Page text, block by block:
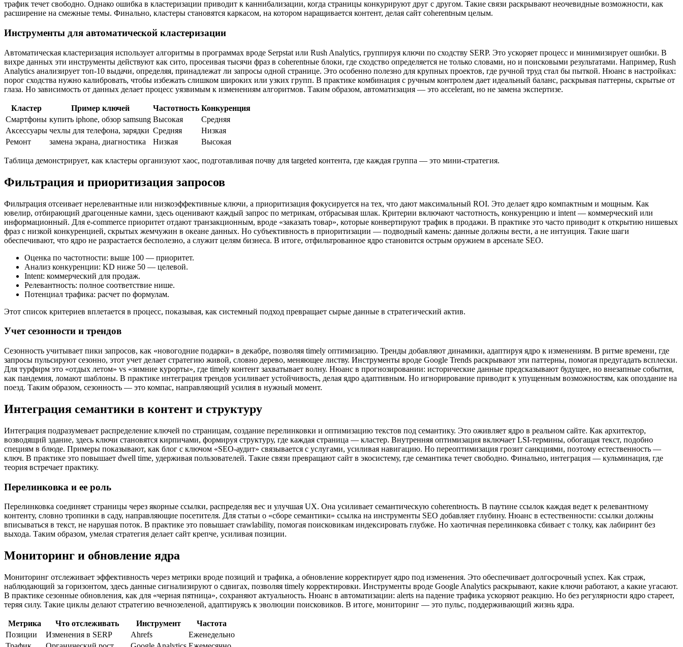
трафик течет свободно. Однако ошибка в кластеризации приводит к каннибализации, когда страницы конкурируют друг с другом. Такие связи раскрывают неочевидные возможности, как
расширение на смежные темы. Финально, кластеры становятся каркасом, на котором наращивается контент, делая сайт coherentным целым.
Инструменты для автоматической кластеризации
Автоматическая кластеризация использует алгоритмы в программах вроде Serpstat или Rush Analytics, группируя ключи по сходству SERP. Это ускоряет процесс и минимизирует ошибки. В
вихре данных эти инструменты действуют как сито, просеивая тысячи фраз в coherentные блоки, где сходство определяется не только словами, но и поисковыми результатами. Например, Rush
Analytics анализирует топ-10 выдачи, определяя, принадлежат ли запросы одной странице. Это особенно полезно для крупных проектов, где ручной труд стал бы пыткой. Нюанс в настройках:
порог сходства нужно калибровать, чтобы избежать слишком широких или узких групп. В практике комбинация с ручным контролем дает идеальный баланс, раскрывая паттерны, скрытые от
глаза. Но зависимость от данных делает процесс уязвимым к изменениям алгоритмов. Таким образом, автоматизация — это accelerant, но не замена экспертизе.
Кластер Пример ключей Частотность Конкуренция
Смартфоны купить iphone, обзор samsung Высокая
Средняя
Аксессуары чехлы для телефона, зарядки Средняя
Низкая
Ремонт
замена экрана, диагностика Низкая Высокая
Таблица демонстрирует, как кластеры организуют хаос, подготавливая почву для targeted контента, где каждая группа — это мини-стратегия.
Фильтрация и приоритизация запросов
Фильтрация отсеивает нерелевантные или низкоэффективные ключи, а приоритизация фокусируется на тех, что дают максимальный ROI. Это делает ядро компактным и мощным. Как
ювелир, отбирающий драгоценные камни, здесь оценивают каждый запрос по метрикам, отбрасывая шлак. Критерии включают частотность, конкуренцию и intent — коммерческий или
информационный. Для e-commerce приоритет отдают транзакционным, вроде «заказать товар», которые конвертируют трафик в продажи. В практике это часто приводит к открытию нишевых
фраз с низкой конкуренцией, скрытых жемчужин в океане данных. Но субъективность в приоритизации — подводный камень: данные должны вести, а не интуиция. Такие шаги
обеспечивают, что ядро не разрастается бесполезно, а служит целям бизнеса. В итоге, отфильтрованное ядро становится острым оружием в арсенале SEO.
Оценка по частотности: выше 100 — приоритет.
Анализ конкуренции: KD ниже 50 — целевой.
Intent: коммерческий для продаж.
Релевантность: полное соответствие нише.
Потенциал трафика: расчет по формулам.
Этот список критериев вплетается в процесс, показывая, как системный подход превращает сырые данные в стратегический актив.
Учет сезонности и трендов
Сезонность учитывает пики запросов, как «новогодние подарки» в декабре, позволяя timely оптимизацию. Тренды добавляют динамики, адаптируя ядро к изменениям. В ритме времени, где
запросы пульсируют сезонно, этот учет делает стратегию живой, словно дерево, меняющее листву. Инструменты вроде Google Trends раскрывают эти паттерны, помогая предугадать всплески.
Для турфирм это «отдых летом» vs «зимние курорты», где timely контент захватывает волну. Нюанс в прогнозировании: исторические данные предсказывают будущее, но внезапные события,
как пандемия, ломают шаблоны. В практике интеграция трендов усиливает устойчивость, делая ядро адаптивным. Но игнорирование приводит к упущенным возможностям, как опоздание на
поезд. Таким образом, сезонность — это компас, направляющий усилия в нужный момент.
Интеграция семантики в контент и структуру
Интеграция подразумевает распределение ключей по страницам, создание перелинковки и оптимизацию текстов под семантику. Это оживляет ядро в реальном сайте. Как архитектор,
возводящий здание, здесь ключи становятся кирпичами, формируя структуру, где каждая страница — кластер. Внутренняя оптимизация включает LSI-термины, обогащая текст, подобно
специям в блюде. Примеры показывают, как блог с ключом «SEO-аудит» связывается с услугами, усиливая навигацию. Но переоптимизация грозит санкциями, поэтому естественность —
ключ. В практике это повышает dwell time, удерживая пользователей. Такие связи превращают сайт в экосистему, где семантика течет свободно. Финально, интеграция — кульминация, где
теория встречает практику.
Перелинковка и ее роль
Перелинковка соединяет страницы через якорные ссылки, распределяя вес и улучшая UX. Она усиливает семантическую coherentность. В паутине ссылок каждая ведет к релевантному
контенту, словно тропинки в саду, направляющие посетителя. Для статьи о «сборе семантики» ссылка на инструменты SEO добавляет глубину. Нюанс в естественности: ссылки должны
вписываться в текст, не нарушая поток. В практике это повышает crawlability, помогая поисковикам индексировать глубже. Но хаотичная перелинковка сбивает с толку, как лабиринт без
выхода. Таким образом, умелая стратегия делает сайт крепче, усиливая позиции.
Мониторинг и обновление ядра
Мониторинг отслеживает эффективность через метрики вроде позиций и трафика, а обновление корректирует ядро под изменения. Это обеспечивает долгосрочный успех. Как страж,
наблюдающий за горизонтом, здесь данные сигнализируют о сдвигах, позволяя timely корректировки. Инструменты вроде Google Analytics раскрывают, какие ключи работают, а какие угасают.
В практике сезонные обновления, как для «черная пятница», сохраняют актуальность. Нюанс в автоматизации: alerts на падение трафика ускоряют реакцию. Но без регулярности ядро стареет,
теряя силу. Такие циклы делают стратегию вечнозеленой, адаптируясь к эволюции поисковиков. В итоге, мониторинг — это пульс, поддерживающий жизнь ядра.
Метрика Что отслеживать Инструмент
Частота
Позиции
Изменения в SERP Ahrefs
Еженедельно